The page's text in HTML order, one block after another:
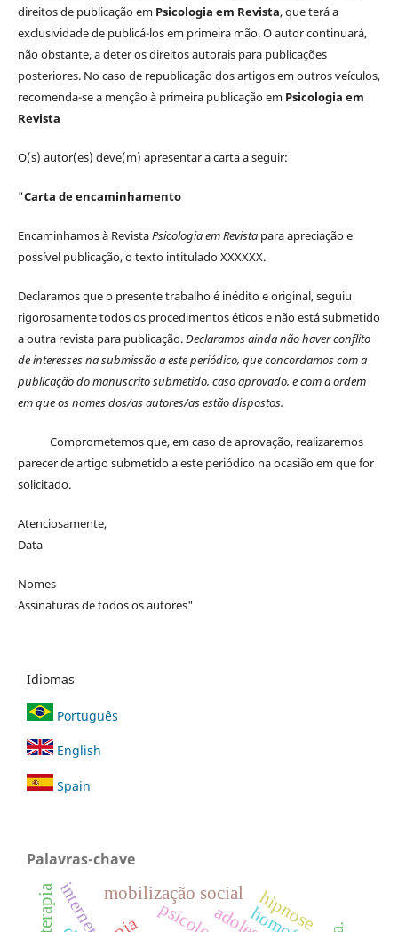
direitos de publicação em Psicologia em Revista, que terá a
exclusividade de publicá-los em primeira mão. O autor continuará,
não obstante, a deter os direitos autorais para publicações
posteriores. No caso de republicação dos artigos em outros veículos,
recomenda-se a menção à primeira publicação em Psicologia em
Revista
O(s) autor(es) deve(m) apresentar a carta a seguir:
"Carta de encaminhamento
Encaminhamos à RevistaPsicologia em Revistapara apreciação e
possível publicação, o texto intitulado XXXXXX.
Declaramos que o presente trabalho é inédito e original, seguiu
rigorosamente todos os procedimentos éticos e não está submetido
a outra revista para publicação.Declaramos ainda não haver conflito
de interesses na submissão a este periódico, que concordamos com a
publicação do manuscrito submetido, caso aprovado, e com a ordem
em que os nomes dos/as autores/as estão dispostos.
Comprometemos que, em caso de aprovação, realizaremos
parecer de artigo submetido a este periódico na ocasião em que for
solicitado.
Atenciosamente,
Data
Nomes
Assinaturas de todos os autores"
Idiomas
Português
English
Spain
Palavras-chave
mobilização social hipnose
internet